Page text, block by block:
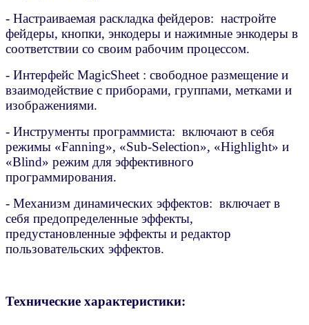
- Настраиваемая раскладка фейдеров: настройте
фейдеры, кнопки, энкодеры и нажимные энкодеры в
соответствии со своим рабочим процессом.
- Интерфейс MagicSheet : свободное размещение и
взаимодействие с приборами, группами, метками и
изображениями.
- Инструменты программиста: включают в себя
режимы «Fanning», «Sub-Selection», «Highlight» и
«Blind» режим для эффективного
программирования.
- Механизм динамических эффектов: включает в
себя предопределенные эффекты,
предустановленные эффекты и редактор
пользовательских эффектов.
Технические характеристики: